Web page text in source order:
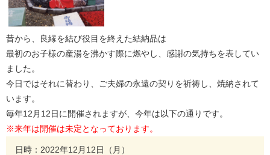
昔から、良縁を結び役目を終えた結納品は
最初のお子様の産湯を沸かす際に燃やし、感謝の気持ちを表してい
ました。
今日ではそれに替わり、ご夫婦の永遠の契りを祈祷し、焼納されて
います。
毎年12月12日に開催されますが、今年は以下の通りです。
※来年は開催は未定となっております。
日時：2022年12月12日（月）